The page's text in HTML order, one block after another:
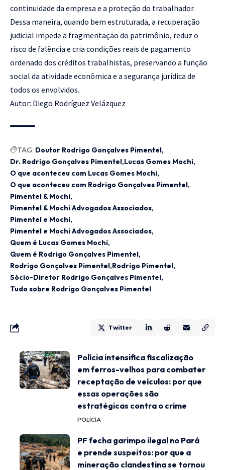
continuidade da empresa e a proteção do trabalhador.
Dessa maneira, quando bem estruturada, a recuperação
judicial impede a fragmentação do patrimônio, reduz o
risco de falência e cria condições reais de pagamento
ordenado dos créditos trabalhistas, preservando a função
social da atividade econômica e a segurança jurídica de
todos os envolvidos.
Autor: Diego Rodríguez Velázquez
TAG: Doutor Rodrigo Gonçalves Pimentel
Dr. Rodrigo Gonçalves Pimentel Lucas Gomes Mochi
O que aconteceu com Lucas Gomes Mochi
O que aconteceu com Rodrigo Gonçalves Pimentel
Pimentel & Mochi
Pimentel & Mochi Advogados Associados
Pimentel e Mochi
Pimentel e Mochi Advogados Associados
Quem é Lucas Gomes Mochi
Quem é Rodrigo Gonçalves Pimentel
Rodrigo Gonçalves Pimentel Rodrigo Pimentel
Sócio-Diretor Rodrigo Gonçalves Pimentel
Tudo sobre Rodrigo Gonçalves Pimentel
Twitter
Polícia intensifica fiscalização
em ferros-velhos para combater
receptação de veículos: por que
essas operações são
estratégicas contra o crime
POLÍCIA
PF fecha garimpo ilegal no Pará
e prende suspeitos: por que a
mineração clandestina se tornou